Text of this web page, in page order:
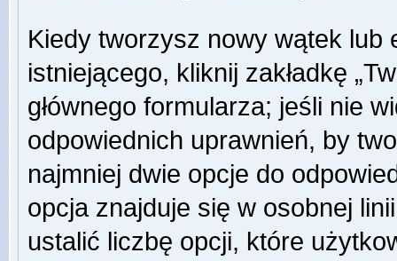
Kiedy tworzysz nowy wątek lub
istniejącego, kliknij zakładkę
głównego formularza; jeśli nie
odpowiednich uprawnień, by
najmniej dwie opcje do
opcja znajduje się w osobnej
ustalić liczbę opcji, które